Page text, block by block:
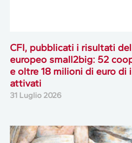
CFI, pubblicati i risultati
europeo small2big: 52
e oltre 18 milioni di euro di
attivati
31 Luglio 2026